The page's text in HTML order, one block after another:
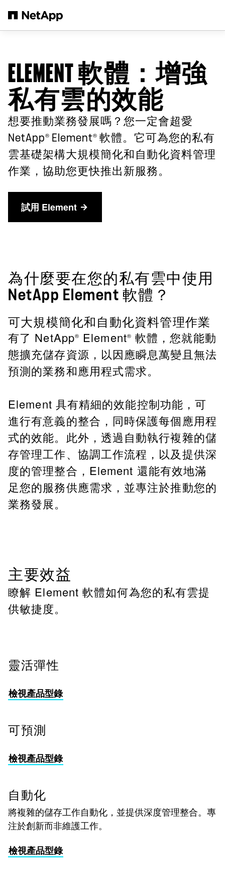
ELEMENT 軟體：增強
私有雲的效能
想要推動業務發展嗎？您一定會超愛
NetApp® Element® 軟體。它可為您的私有
雲基礎架構大規模簡化和自動化資料管理
作業，協助您更快推出新服務。
試用 Element
為什麼要在您的私有雲中使用
NetApp Element 軟體？
可大規模簡化和自動化資料管理作業
有了 NetApp® Element® 軟體，您就能動
態擴充儲存資源，以因應瞬息萬變且無法
預測的業務和應用程式需求。
Element 具有精細的效能控制功能，可
進行有意義的整合，同時保護每個應用程
式的效能。此外，透過自動執行複雜的儲
存管理工作、協調工作流程，以及提供深
度的管理整合，Element 還能有效地滿
足您的服務供應需求，並專注於推動您的
業務發展。
主要效益
瞭解 Element 軟體如何為您的私有雲提
供敏捷度。
靈活彈性
檢視產品型錄
可預測
檢視產品型錄
自動化
將複雜的儲存工作自動化，並提供深度管理整合。專
注於創新而非維護工作。
檢視產品型錄